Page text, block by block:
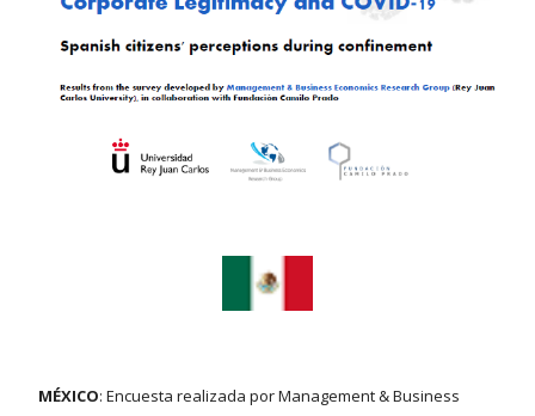
MÉXICO: Encuesta realizada por Management & Business